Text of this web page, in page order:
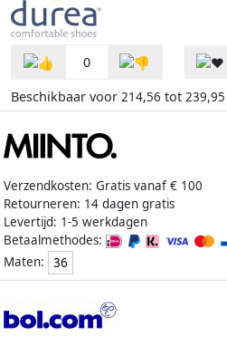
0
Beschikbaar voor 214,56 tot 239,95
Verzendkosten: Gratis vanaf € 100
Retourneren: 14 dagen gratis
Levertijd: 1-5 werkdagen
Betaalmethodes:
Maten:
36